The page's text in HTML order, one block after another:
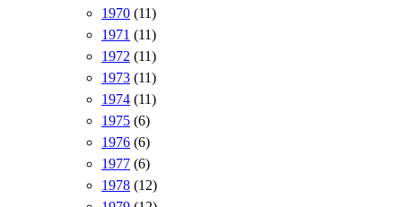
1970 (11)
1971 (11)
1972 (11)
1973 (11)
1974 (11)
1975 (6)
1976 (6)
1977 (6)
1978 (12)